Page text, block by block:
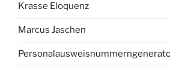
Krasse Eloquenz
Marcus Jaschen